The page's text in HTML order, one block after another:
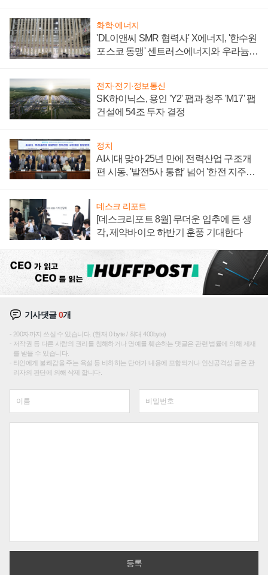
화학·에너지
'DL이앤씨 SMR 협력사' X에너지, '한수원
포스코 동맹' 센트러스에너지와 우라늄
전자·전기·정보통신
SK하이닉스, 용인 'Y2' 팹과 청주 'M17' 팹
건설에 54조 투자 결정
정치
AI시대 맞아 25년 만에 전력산업 구조개
편 시동, '발전5사 통합' 넘어 '한전 지주사'
데스크 리포트
[데스크리포트 8월] 무더운 입추에 든 생
각, 제약바이오 하반기 훈풍 기대한다
기사댓글0개
200자까지 쓰실 수 있습니다. (현재 0 byte / 최대 400byte)
저작권 등 다른 사람의 권리를 침해하거나 명예를 훼손하는 댓글은 관련 법률에 의해 제재
를 받을 수 있습니다.
타인에게 불쾌감을 주는 욕설 등 비하하는 단어가 내용에 포함되거나 인신공격성 글은 관
리자의 판단에 의해 삭제 합니다.